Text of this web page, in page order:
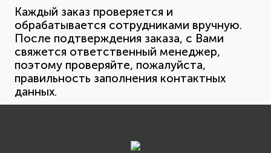
Каждый заказ проверяется и
обрабатывается сотрудниками вручную.
После подтверждения заказа, с Вами
свяжется ответственный менеджер,
поэтому проверяйте, пожалуйста,
правильность заполнения контактных
данных.